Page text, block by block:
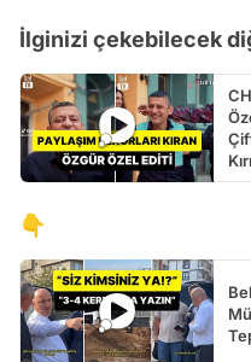
İlginizi çekebilecek
👇